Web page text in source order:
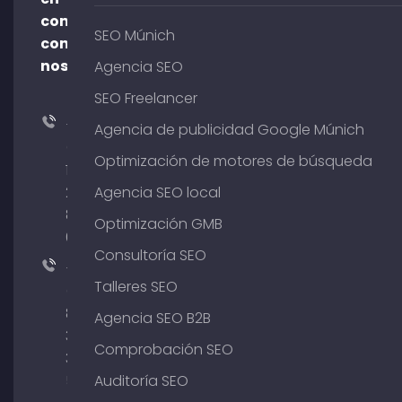
contacto
con
nosotros
+49
176
204
801
64
+49
89
380
375
SEO Múnich
Agencia SEO
SEO Freelancer
Agencia de publicidad Google Múnich
Optimización de motores de búsqueda
Agencia SEO local
Optimización GMB
Consultoría SEO
Talleres SEO
Agencia SEO B2B
Comprobación SEO
Auditoría SEO